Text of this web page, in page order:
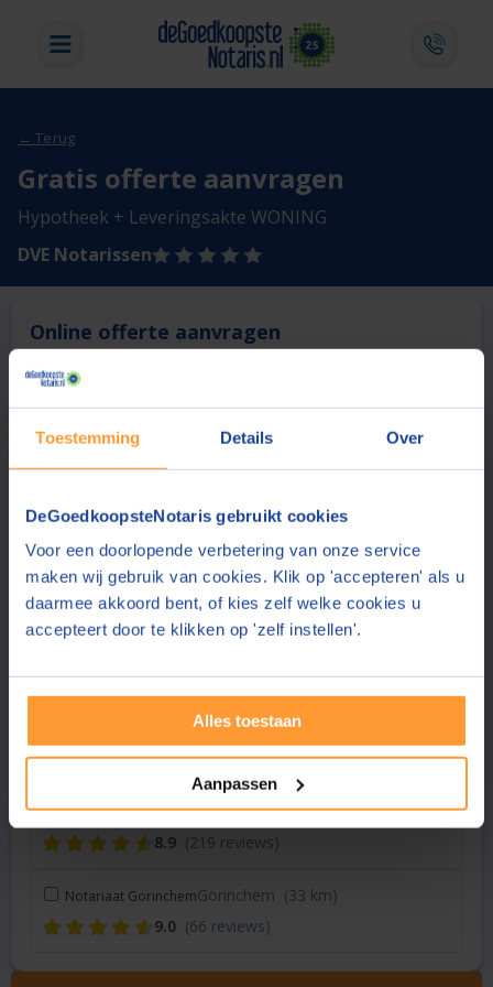
Toestemming Details Over
DeGoedkoopsteNotaris gebruikt cookies
Voor een doorlopende verbetering van onze service
maken wij gebruik van cookies. Klik op 'accepteren' als u
daarmee akkoord bent, of kies zelf welke cookies u
accepteert door te klikken op 'zelf instellen'.
Alles toestaan
Aanpassen
← Terug
Gratis offerte aanvragen
Hypotheek + Leveringsakte WONING
DVE Notarissen
Online offerte aanvragen
Deze notaris biedt momenteel niet de mogelijkheid online
1 Vergelijk en bespaar
Vraag een offerte aan bij een andere notaris in de buurt
Brouwers NotariskantoorAmersfoort (13 km)
8.7
(207 reviews)
Masmeijer Notariaat Bennekom
8.6 (62 reviews)
Smit & Moormann NotariaatWageningen
8.6 (34 reviews)
Notaris UnieAlmere (33 km)
8.9 (219 reviews)
Notariaat GorinchemGorinchem (33 km)
9.0 (66 reviews)